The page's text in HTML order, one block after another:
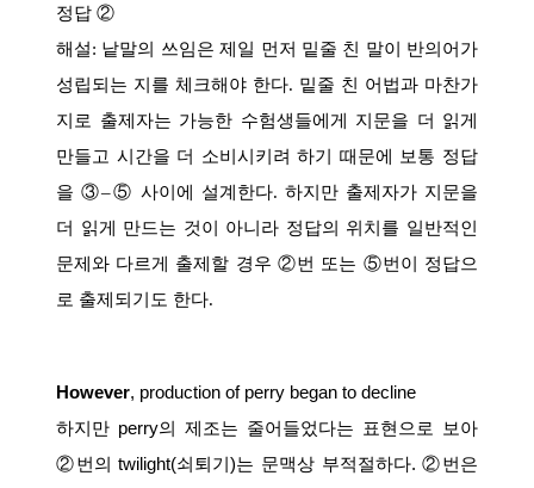
정답 ②
해설: 낱말의 쓰임은 제일 먼저 밑줄 친 말이 반의어가
성립되는 지를 체크해야 한다. 밑줄 친 어법과 마찬가
지로 출제자는 가능한 수험생들에게 지문을 더 읽게
만들고 시간을 더 소비시키려 하기 때문에 보통 정답
을 ③–⑤ 사이에 설계한다. 하지만 출제자가 지문을
더 읽게 만드는 것이 아니라 정답의 위치를 일반적인
문제와 다르게 출제할 경우 ②번 또는 ⑤번이 정답으
로 출제되기도 한다.
However, production of perry began to decline
하지만 perry의 제조는 줄어들었다는 표현으로
보아
②번의 twilight(쇠퇴기)는 문맥상 부적절하다.②번은